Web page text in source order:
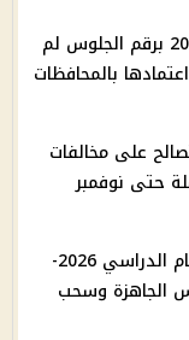
نتيجة الشهادة الإعدادية 2026 برقم الجلوس لم
بالمحافظات
على مخالفات
وزير التعليم يعلن خريطة العام الدراسي 2026-
الجاهزة وسحب